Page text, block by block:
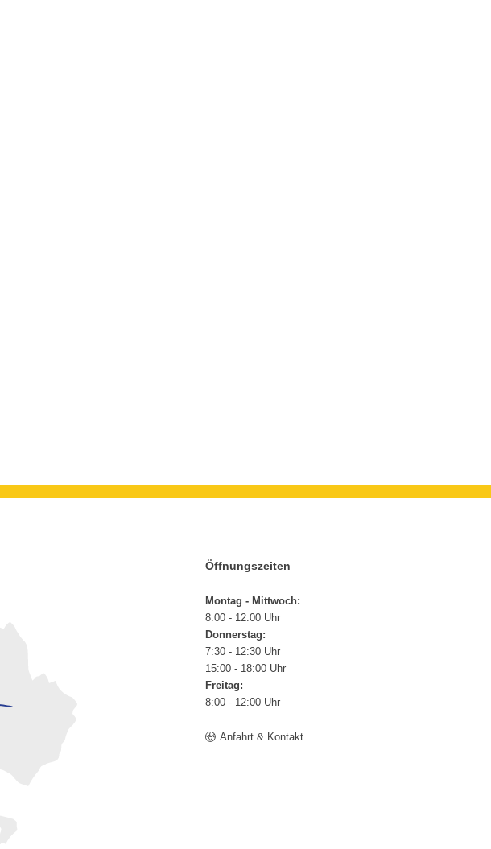
Öffnungszeiten
Montag - Mittwoch:
8:00 - 12:00 Uhr
Donnerstag:
7:30 - 12:30 Uhr
15:00 - 18:00 Uhr
Freitag:
8:00 - 12:00 Uhr
Anfahrt & Kontakt